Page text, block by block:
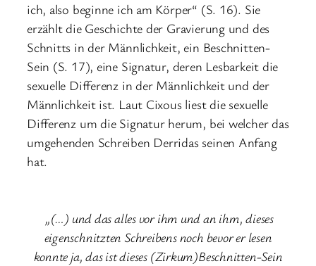
ich, also beginne ich am Körper“ (S. 16). Sie
erzählt die Geschichte der Gravierung und des
Schnitts in der Männlichkeit, ein Beschnitten-
Sein (S. 17), eine Signatur, deren Lesbarkeit die
sexuelle Differenz in der Männlichkeit und der
Männlichkeit ist. Laut Cixous liest die sexuelle
Differenz um die Signatur herum, bei welcher das
umgehenden Schreiben Derridas seinen Anfang
hat.
„(…) und das alles vor ihm und an ihm, dieses
eigenschnitzten Schreibens noch bevor er lesen
konnte ja, das ist dieses (Zirkum)Beschnitten-Sein